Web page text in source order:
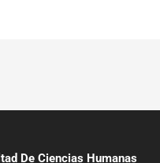
De Ciencias Humanas